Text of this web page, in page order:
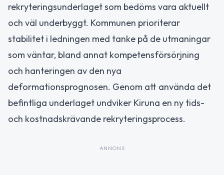
rekryteringsunderlaget som bedöms vara aktuellt
och väl underbyggt. Kommunen prioriterar
stabilitet i ledningen med tanke på de utmaningar
som väntar, bland annat kompetensförsörjning
och hanteringen av den nya
deformationsprognosen. Genom att använda det
befintliga underlaget undviker Kiruna en ny tids-
och kostnadskrävande rekryteringsprocess.
ANNONS